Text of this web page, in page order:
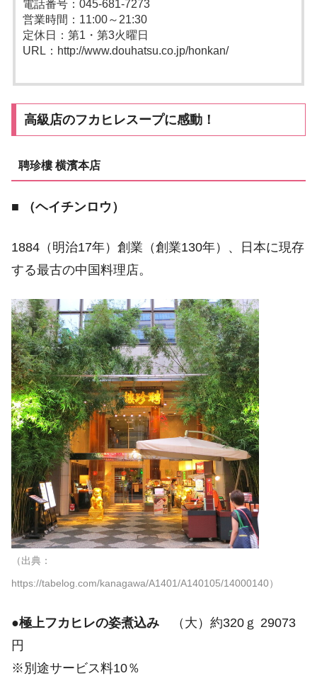
電話番号：045-681-7273
営業時間：11:00～21:30
定休日：第1・第3火曜日
URL：http://www.douhatsu.co.jp/honkan/
高級店のフカヒレスープに感動！
聘珍樓 横濱本店
■ （ヘイチンロウ）
1884（明治17年）創業（創業130年）、日本に現存
する最古の中国料理店。
（出典：
https://tabelog.com/kanagawa/A1401/A140105/14000140）
●極上フカヒレの姿煮込み （大）約320ｇ 29073
円
※別途サービス料10％